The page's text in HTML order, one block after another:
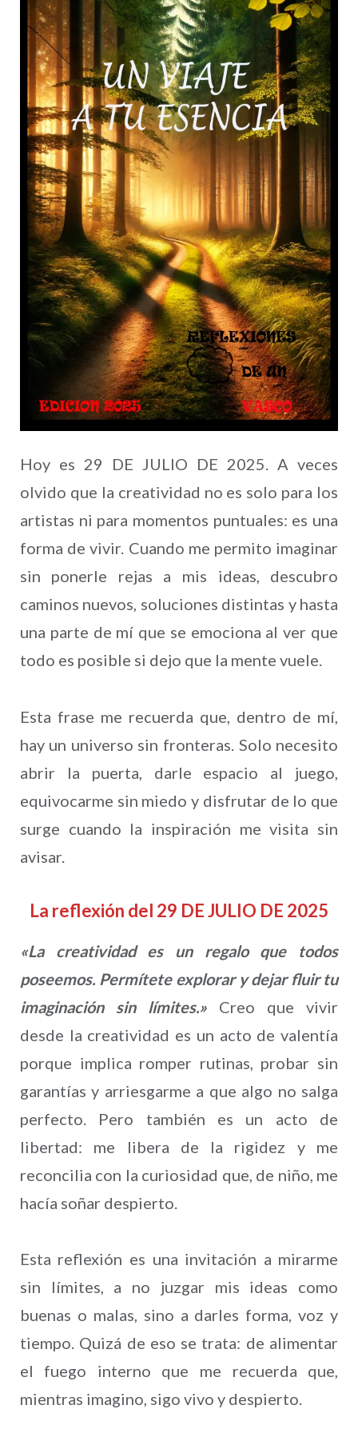
Hoy es 29 DE JULIO DE 2025. A veces
olvido que la creatividad no es solo para los
artistas ni para momentos puntuales: es una
forma de vivir. Cuando me permito imaginar
sin ponerle rejas a mis ideas, descubro
caminos nuevos, soluciones distintas y hasta
una parte de mí que se emociona al ver que
todo es posible si dejo que la mente vuele.
Esta frase me recuerda que, dentro de mí,
hay un universo sin fronteras. Solo necesito
abrir la puerta, darle espacio al juego,
equivocarme sin miedo y disfrutar de lo que
surge cuando la inspiración me visita sin
avisar.
La reflexión del 29 DE JULIO DE 2025
«La creatividad es un regalo que todos
poseemos. Permítete explorar y dejar fluir tu
imaginación sin límites.»
Creo que vivir
desde la creatividad es un acto de valentía
porque implica romper rutinas, probar sin
garantías y arriesgarme a que algo no salga
perfecto. Pero también es un acto de
libertad: me libera de la rigidez y me
reconcilia con la curiosidad que, de niño, me
hacía soñar despierto.
Esta reflexión es una invitación a mirarme
sin límites, a no juzgar mis ideas como
buenas o malas, sino a darles forma, voz y
tiempo. Quizá de eso se trata: de alimentar
el fuego interno que me recuerda que,
mientras imagino, sigo vivo y despierto.